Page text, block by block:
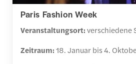
Paris Fashion Week
Veranstaltungsort:verschiedene
Zeitraum:18. Januar bis 4.